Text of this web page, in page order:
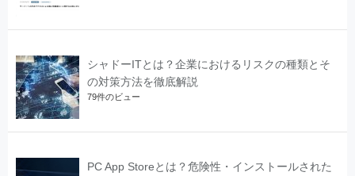
シャドーITとは？企業におけるリスクの種類とそ
の対策方法を徹底解説
79件のビュー
PC App Storeとは？危険性・インストールされた